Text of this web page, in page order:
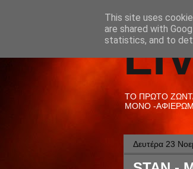
ΤΟ ΠΡΩΤΟ
ΜΟΝΟ -
Δευτέρα 23
This site uses
are shared with
statistics, and to